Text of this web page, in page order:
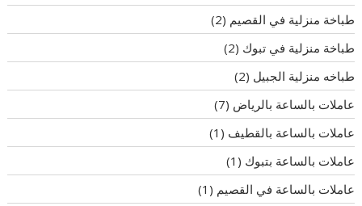
طباخة منزلية في القصيم (2)
طباخة منزلية في تبوك (2)
طباخه منزلية الجبيل (2)
عاملات بالساعة بالرياض (7)
عاملات بالساعة بالقطيف (1)
عاملات بالساعة بتبوك (1)
عاملات بالساعة في القصيم (1)